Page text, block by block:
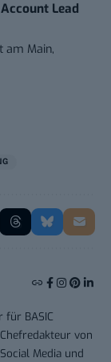
Lead
am Main,
für BASIC
von
Media und